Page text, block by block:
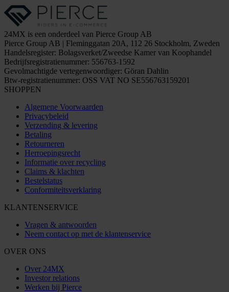
24MX is een onderdeel van Pierce Group AB
Pierce Group AB | Fleminggatan 20A, 112 26 Stockholm, Zweden
Handelsregister: Bolagsverket/Zweedse Kamer van Koophandel
Bedrijfsregistratienummer: 556763-1592
Gevolmachtigde vertegenwoordiger: Göran Dahlin
Btw-registratienummer: OSS VAT NO SE556763159201
SHOPPEN
Algemene Voorwaarden
Privacybeleid
Verzending & levering
Betaling
Retourneren
Herroepingsrecht
Informatie over recycling
Claims & klachten
Bestelstatus
Conformiteitsverklaring
KLANTENSERVICE
Vragen & antwoorden
Neem contact op met de klantenservice
OVER ONS
Over 24MX
Investor relations
Werken bij Pierce